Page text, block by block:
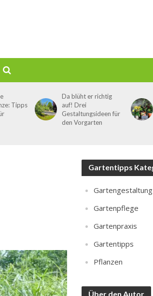
Tipps
Da blüht er richtig
auf! Drei
Gestaltungsideen für
den Vorgarten
Gartentipps
Gartengestaltung
Gartenpflege
Gartenpraxis
Gartentipps
Pflanzen
Über den Autor